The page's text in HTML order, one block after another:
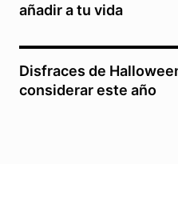
añadir a tu vida
Disfraces de
considerar este año